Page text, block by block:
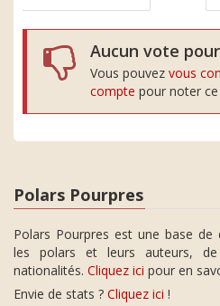
Aucun vote
Vous pouvez vous
compte pour noter ce
Polars Pourpres
Polars Pourpres est une base
les polars et leurs auteurs,
nationalités. Cliquez ici pour en
Envie de stats ? Cliquez ici !